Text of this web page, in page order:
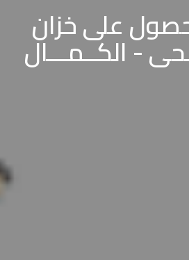
على خزان
- الكــمـــال